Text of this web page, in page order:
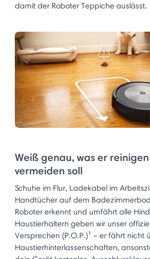
damit der Roboter Teppiche auslässt.
Weiß genau, was er
vermeiden soll
Schuhe im Flur, Ladekabel im
Handtücher auf dem
Roboter erkennt und umfährt alle
Haustierhaltern geben wir unser
Versprechen (P.O.P.)¹ – er fährt nicht
Haustierhinterlassenschaften,